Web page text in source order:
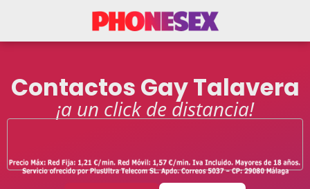
Contactos Gay Talavera
¡a un click de distancia!